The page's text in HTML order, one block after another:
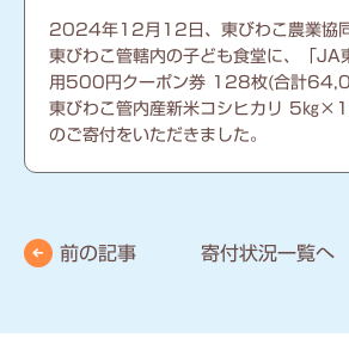
2024年12月12日、東びわこ農業協
東びわこ管轄内の子ども食堂に、「JA
用500円クーポン券 128枚(合計
東びわこ管内産新米コシヒカリ 5㎏
のご寄付をいただきました。
前の記事 寄付状況一覧へ